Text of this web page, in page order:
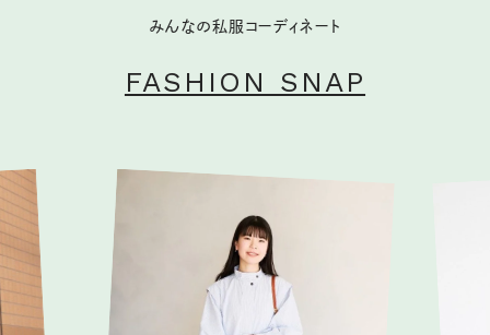
みんなの私服コーディネート
FASHION SNAP